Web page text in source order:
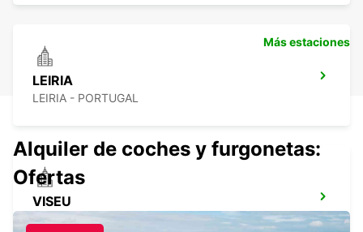
LEIRIA
LEIRIA - PORTUGAL
VISEU
VISEU - PORTUGAL
Más estaciones
Alquiler de coches y furgonetas:
Ofertas